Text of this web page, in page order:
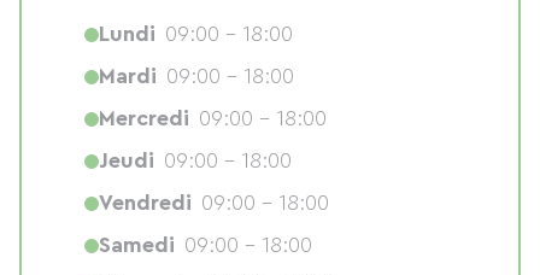
Lundi 09:00 - 18:00
Mardi 09:00 - 18:00
Mercredi 09:00 - 18:00
Jeudi 09:00 - 18:00
Vendredi 09:00 - 18:00
Samedi 09:00 - 18:00